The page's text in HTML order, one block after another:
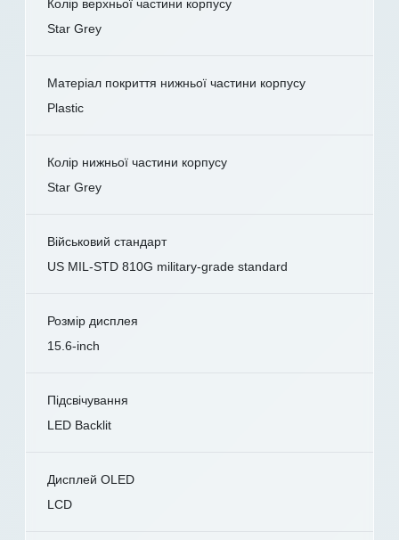
Колір верхньої частини корпусу
Star Grey
Матеріал покриття нижньої частини корпусу
Plastic
Колір нижньої частини корпусу
Star Grey
Військовий стандарт
US MIL-STD 810G military-grade standard
Розмір дисплея
15.6-inch
Підсвічування
LED Backlit
Дисплей OLED
LCD